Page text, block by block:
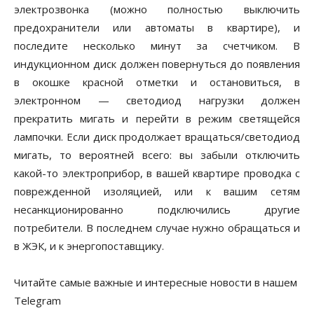
электрозвонка (можно полностью выключить
предохранители или автоматы в квартире), и
последите несколько минут за счетчиком. В
индукционном диск должен повернуться до появления
в окошке красной отметки и остановиться, в
электронном — светодиод нагрузки должен
прекратить мигать и перейти в режим светящейся
лампочки. Если диск продолжает вращаться/светодиод
мигать, то вероятней всего: вы забыли отключить
какой-то электроприбор, в вашей квартире проводка с
поврежденной изоляцией, или к вашим сетям
несанкционированно подключились другие
потребители. В последнем случае нужно обращаться и
в ЖЭК, и к энергопоставщику.
Читайте самые важные и интересные новости в нашем
Telegram